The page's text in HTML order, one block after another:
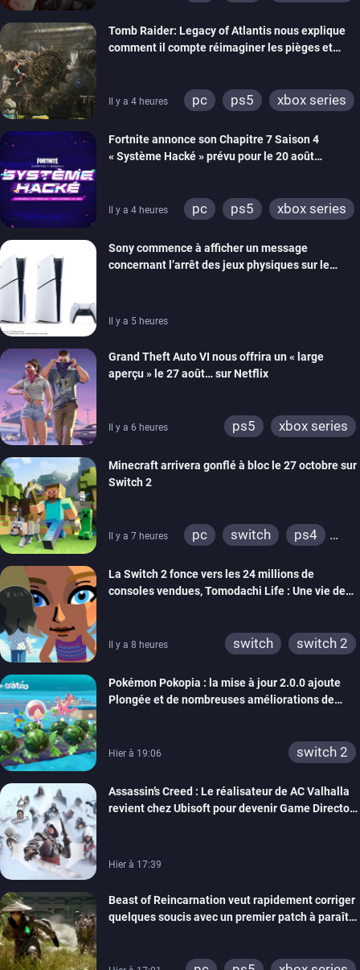
Tomb Raider: Legacy of Atlantis nous explique
comment il compte réimaginer les pièges et
Il y a 4 heures pc ps5
xbox series
Fortnite annonce son Chapitre 7 Saison 4
« Système Hacké » prévu pour le 20 août
Il y a 4 heures pc ps5
xbox series
ps4
xbox one
switch 2
Sony commence à afficher un message
concernant l’arrêt des jeux physiques sur le
Il y a 5 heures
Grand Theft Auto VI nous offrira un « large
aperçu » le 27 août… sur Netflix
Il y a 6 heures ps5 xbox series
Minecraft arrivera gonflé à bloc le 27 octobre sur
Switch 2
Il y a 7 heures pc switch
ps4
wiiu
3ds
ps3
xbox 360
switch 2
La Switch 2 fonce vers les 24 millions de
consoles vendues, Tomodachi Life : Une vie de
Il y a 8 heures switch switch 2
Pokémon Pokopia : la mise à jour 2.0.0 ajoute
Plongée et de nombreuses améliorations de
Hier à 19:06 switch 2
Assassin’s Creed : Le réalisateur de AC Valhalla
revient chez Ubisoft pour devenir Game Director
Hier à 17:39
Beast of Reincarnation veut rapidement corriger
quelques soucis avec un premier patch à paraître